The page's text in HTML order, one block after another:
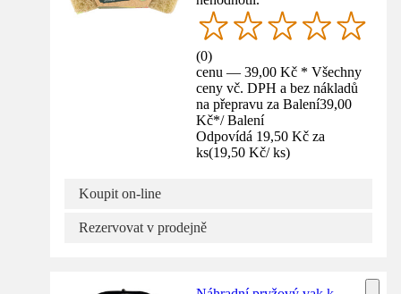
(0)
cenu — 39,00 Kč * Všechny
ceny vč. DPH a bez nákladů
na přepravu za Balení39,00
Kč*/ Balení
Odpovídá 19,50 Kč za
ks(19,50 Kč/ ks)
Koupit on-line
Rezervovat v prodejně